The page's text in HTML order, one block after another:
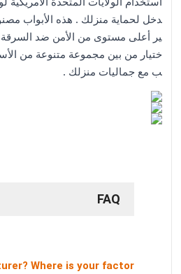
دخل لحماية منزلك . هذه الأبواب
ير أعلى مستوى من الأمن ضد السرقة
ختيار من بين مجموعة متنوعة من
ب مع جماليات منزلك .
FAQ
Where is your factor